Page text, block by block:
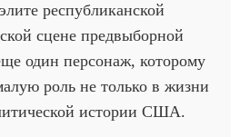
республиканской
сцене предвыборной
один персонаж, которому
роль не только в жизни
истории США.